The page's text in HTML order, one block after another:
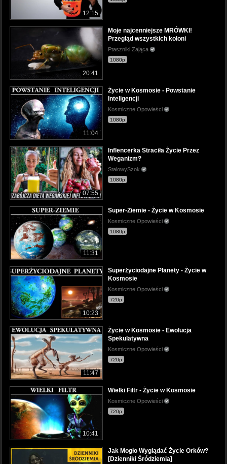
12:15
20:41
Moje najcenniejsze MRÓWKI!
Przegląd wszystkich koloni
Ptaszniki Zająca
1080p
11:04
Życie w Kosmosie - Powstanie
Inteligencji
Kosmiczne Opowieści
1080p
07:55
Inflencerka Straciła Życie Przez
Weganizm?
StalowySzok
1080p
11:31
Super-Ziemie - Życie w Kosmosie
Kosmiczne Opowieści
1080p
10:23
Superżyciodajne Planety - Życie w
Kosmosie
Kosmiczne Opowieści
720p
11:47
Życie w Kosmosie - Ewolucja
Spekulatywna
Kosmiczne Opowieści
720p
10:41
Wielki Filtr - Życie w Kosmosie
Kosmiczne Opowieści
720p
Jak Mogło Wyglądać Życie Orków?
[Dzienniki Śródziemia]